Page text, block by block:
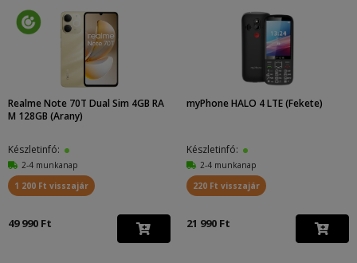
Realme Note 70T Dual Sim 4GB RA
M 128GB (Arany)
Készletinfó:
2-4 munkanap
1 200 Ft visszajár
49 990 Ft
myPhone HALO 4 LTE (Fekete)
Készletinfó:
2-4 munkanap
220 Ft visszajár
21 990 Ft